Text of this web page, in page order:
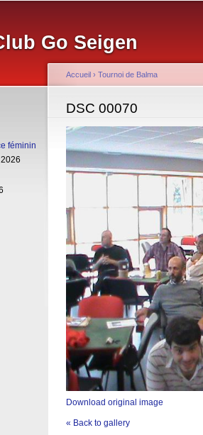
Go Seigen
féminin
Vous êtes ici
Accueil › Tournoi de Balma
DSC 00070
Download original image
« Back to gallery